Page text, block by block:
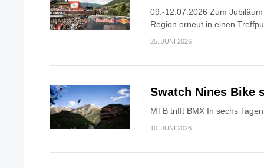
09.-12.07.2026 Zum
Region erneut in einen
25. JUNI 2026
Swatch Nines Bike
MTB trifft BMX In sechs
10. JUNI 2026